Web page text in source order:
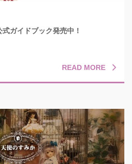
ガイドブック発売中！
READ MORE